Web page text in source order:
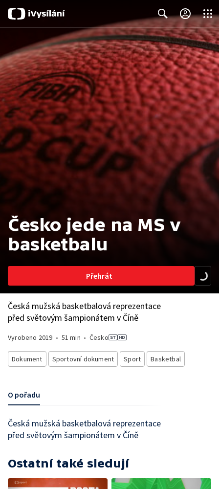
Search Close
Česko jede na MS v
basketbalu
Přehrát
Česká mužská basketbalová reprezentace
před světovým šampionátem v Číně
Vyrobeno 2019 • 51 min • Česko
Dokument Sportovní dokument Sport Basketbal
O pořadu
Česká mužská basketbalová reprezentace
před světovým šampionátem v Číně
Ostatní také sledují